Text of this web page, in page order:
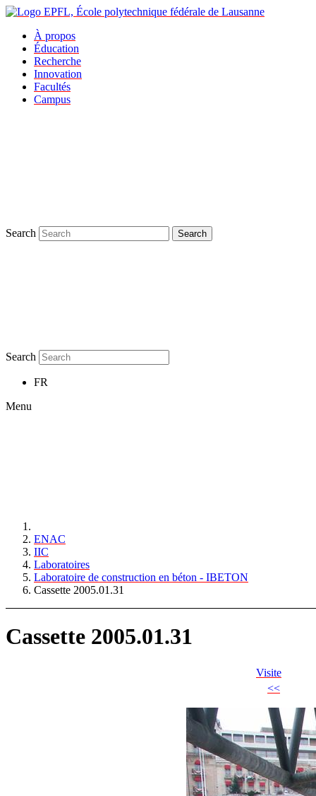
À propos
Éducation
Recherche
Innovation
Facultés
Campus
Search Search
Search
FR
Menu
ENAC
IIC
Laboratoires
Laboratoire de construction en béton - IBETON
Cassette 2005.01.31
Cassette 2005.01.31
Visite
<<